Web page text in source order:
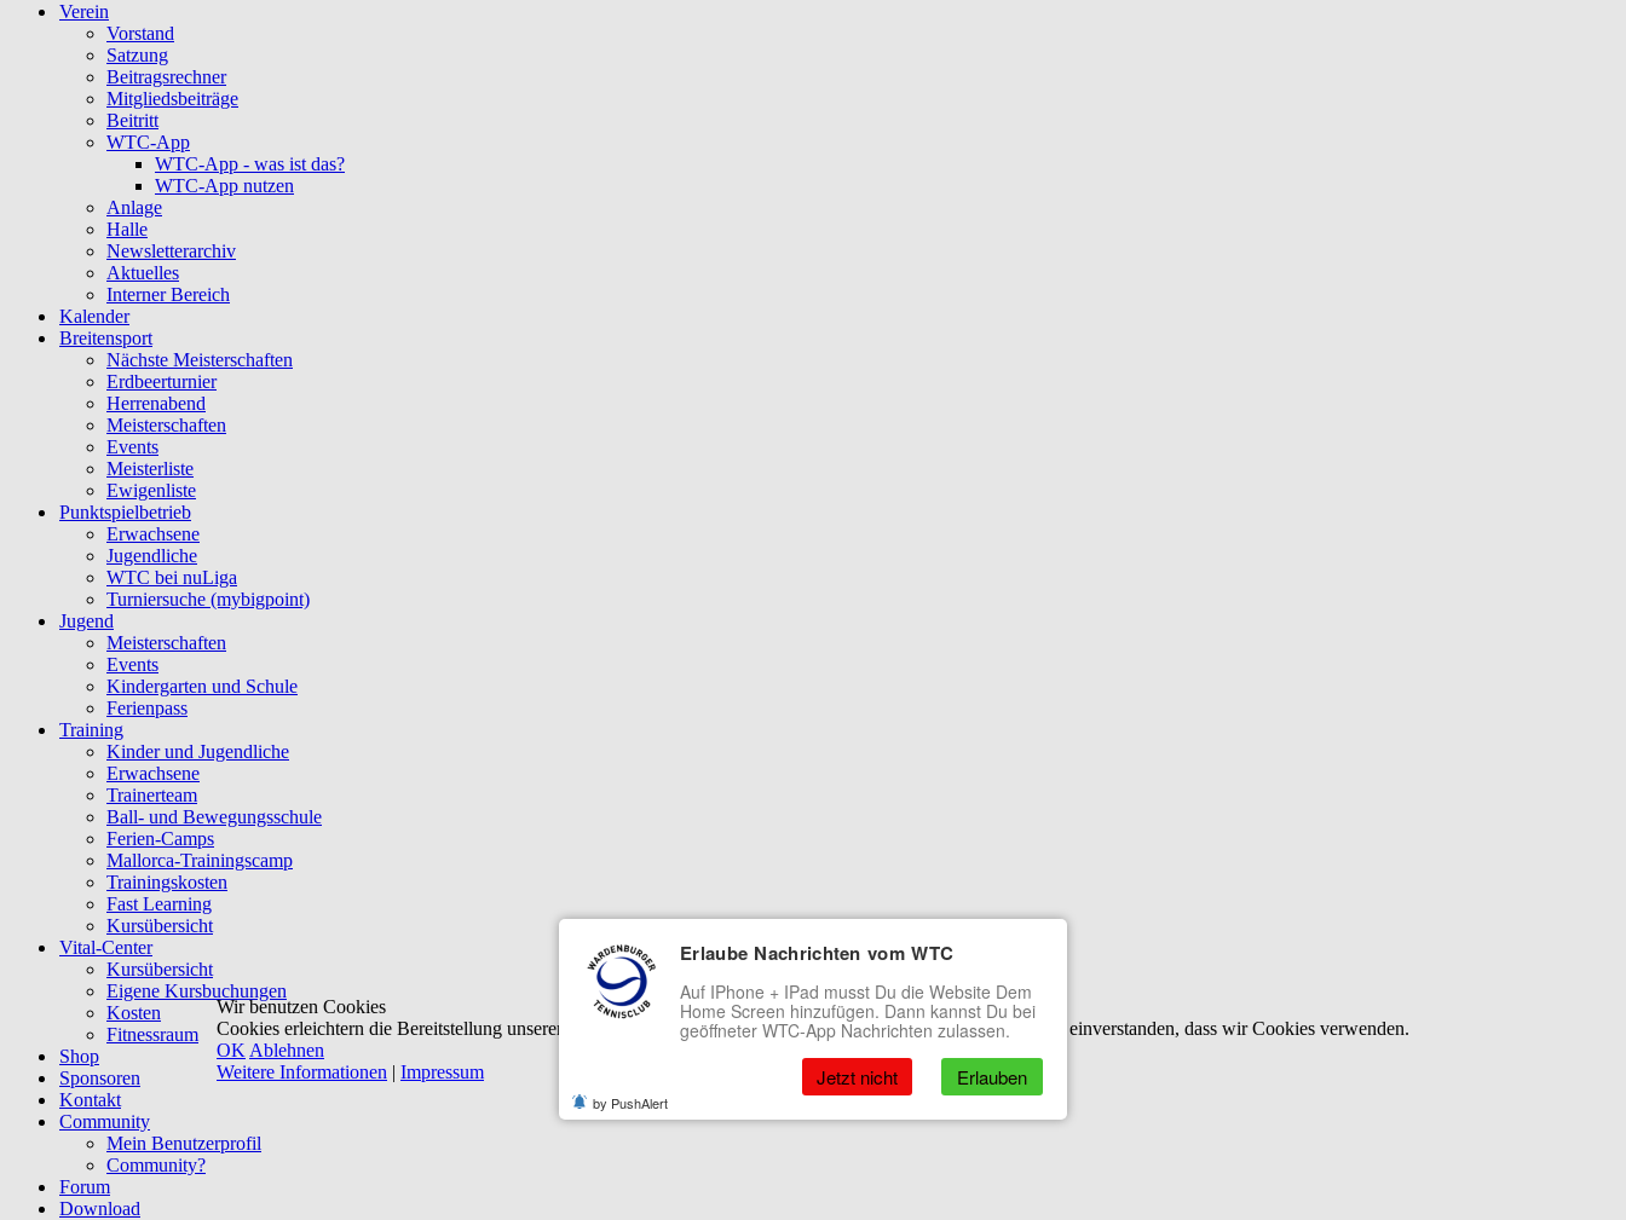
Verein
Vorstand
Satzung
Beitragsrechner
Mitgliedsbeiträge
Beitritt
WTC-App
WTC-App - was ist das?
WTC-App nutzen
Anlage
Halle
Newsletterarchiv
Aktuelles
Interner Bereich
Kalender
Breitensport
Nächste Meisterschaften
Erdbeerturnier
Herrenabend
Meisterschaften
Events
Meisterliste
Ewigenliste
Punktspielbetrieb
Erwachsene
Jugendliche
WTC bei nuLiga
Turniersuche (mybigpoint)
Jugend
Meisterschaften
Events
Kindergarten und Schule
Ferienpass
Training
Kinder und Jugendliche
Erwachsene
Trainerteam
Ball- und Bewegungsschule
Ferien-Camps
Mallorca-Trainingscamp
Trainingskosten
Fast Learning
Kursübersicht
Vital-Center
Kursübersicht
Eigene Kursbuchungen
Kosten
Fitnessraum
Shop
Sponsoren
Kontakt
Community
Mein Benutzerprofil
Community?
Forum
Download
Wir benutzen Cookies
Cookies erleichtern die Bereitstellung unserer Dienste. Mit der Nutzung unserer Dienste erklärst Du Dich damit einverstanden, dass wir Cookies verwenden.
OK Ablehnen
Weitere Informationen | Impressum
Erlaube Nachrichten vom WTC
Auf IPhone + IPad musst Du die Website Dem
Home Screen hinzufügen. Dann kannst Du bei
geöffneter WTC-App Nachrichten zulassen.
Jetzt nicht Erlauben
by PushAlert